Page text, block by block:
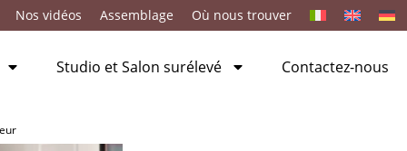
Nos vidéos Assemblage Où nous trouver
Studio et Salon surélevé Contactez-nous